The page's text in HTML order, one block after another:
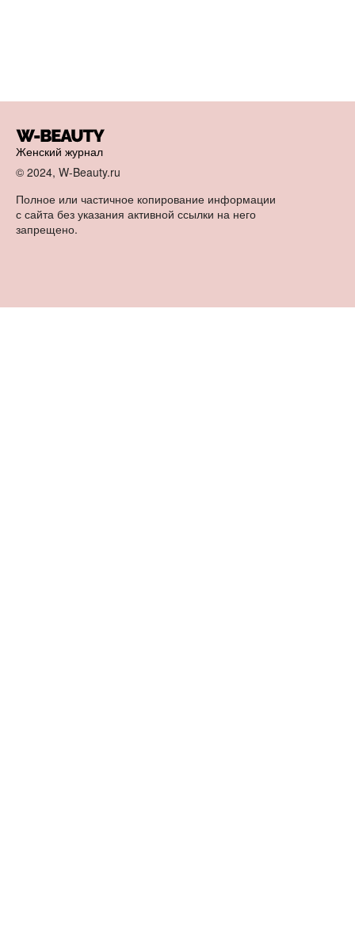
Женский журнал
© 2024, W-Beauty.ru
Полное или частичное копирование информации
с сайта без указания активной ссылки на него
запрещено.